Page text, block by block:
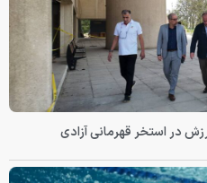
در استخر قهرمانی آزادی